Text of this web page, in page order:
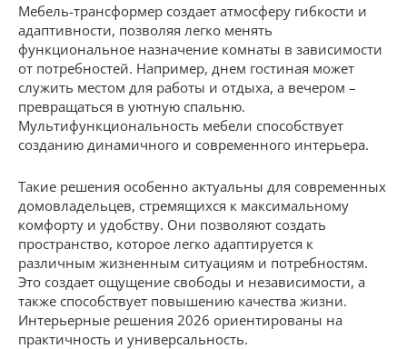
Мебель-трансформер создает атмосферу гибкости и
адаптивности, позволяя легко менять
функциональное назначение комнаты в зависимости
от потребностей. Например, днем гостиная может
служить местом для работы и отдыха, а вечером –
превращаться в уютную спальню.
Мультифункциональность мебели способствует
созданию динамичного и современного интерьера.
Такие решения особенно актуальны для современных
домовладельцев, стремящихся к максимальному
комфорту и удобству. Они позволяют создать
пространство, которое легко адаптируется к
различным жизненным ситуациям и потребностям.
Это создает ощущение свободы и независимости, а
также способствует повышению качества жизни.
Интерьерные решения 2026 ориентированы на
практичность и универсальность.